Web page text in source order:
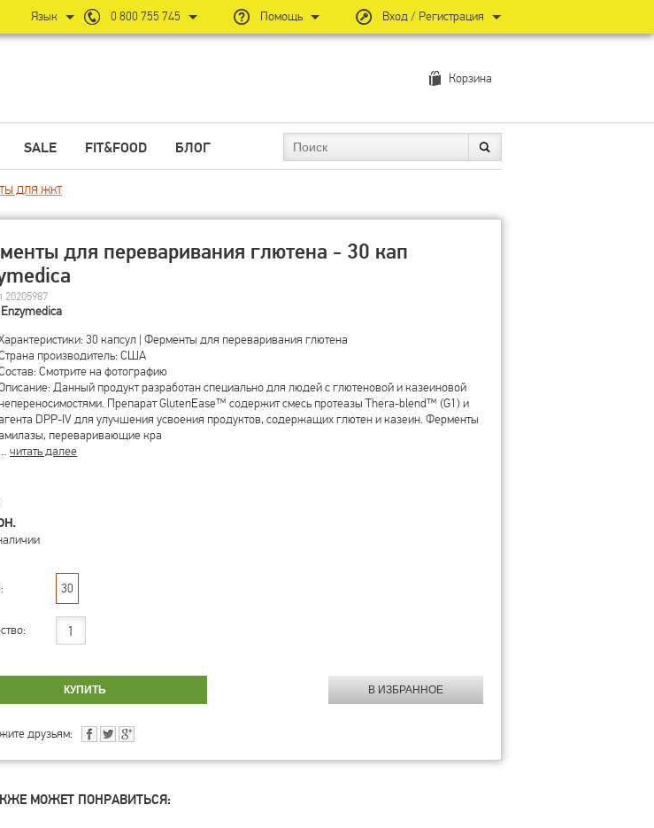
Корзина
SALE FIT&FOOD БЛОГ
ДЛЯ ЖКТ
для переваривания глютена - 30 кап
20205987
Enzymedica
30 капсул | Ферменты для переваривания глютена
производитель: США
Смотрите на фотографию
Данный продукт разработан специально для людей с глютеновой и казеиновой
Препарат GlutenEase™ содержит смесь протеазы Thera-blend™ (G1) и
DPP-IV для улучшения усвоения продуктов, содержащих глютен и казеин. Ферменты
переваривающие кра
… читать далее
30
друзьям:
МОЖЕТ ПОНРАВИТЬСЯ:
Вход / Регистрация
Помощь
0 800 755 745
Язык